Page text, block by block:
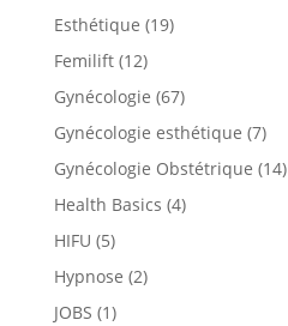
Esthétique (19)
Femilift(12)
Gynécologie (67)
Gynécologie esthétique (7)
Gynécologie Obstétrique (14)
Health Basics (4)
HIFU (5)
Hypnose (2)
JOBS (1)